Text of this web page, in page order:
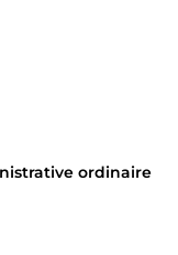
ordinaire